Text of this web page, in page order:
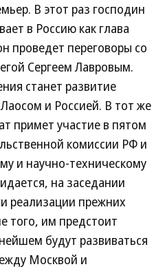
В этот раз господин
в Россию как глава
проведет переговоры со
Сергеем Лавровым.
станет развитие
и Россией. В тот же
примет участие в пятом
комиссии РФ и
и научно-техническому
на заседании
реализации прежних
того, им предстоит
будут развиваться
Москвой и